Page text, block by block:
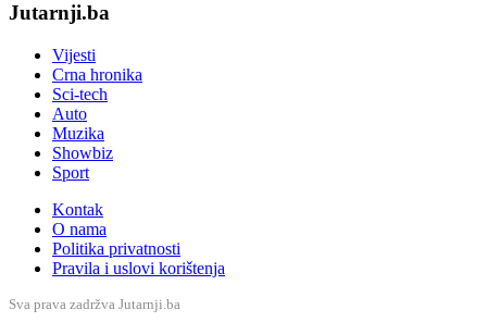
Jutarnji.ba
Vijesti
Crna hronika
Sci-tech
Auto
Muzika
Showbiz
Sport
Kontak
O nama
Politika privatnosti
Pravila i uslovi korištenja
Sva prava zadržva Jutarnji.ba